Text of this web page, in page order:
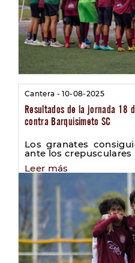
Cantera - 10-08-2025
Resultados de la jornada 18
contra Barquisimeto SC
Los granates
ante los crepusculares
Leer más